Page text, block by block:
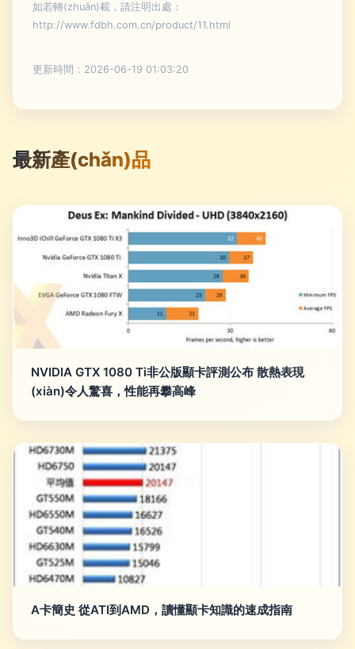
如若轉(zhuǎn)載，請注明出處：
http://www.fdbh.com.cn/product/11.html
更新時間：2026-06-19 01:03:20
最新產(chǎn)品
NVIDIA GTX 1080 Ti非公版顯卡評測公布 散熱表現
(xiàn)令人驚喜，性能再攀高峰
A卡簡史 從ATI到AMD，讀懂顯卡知識的速成指南